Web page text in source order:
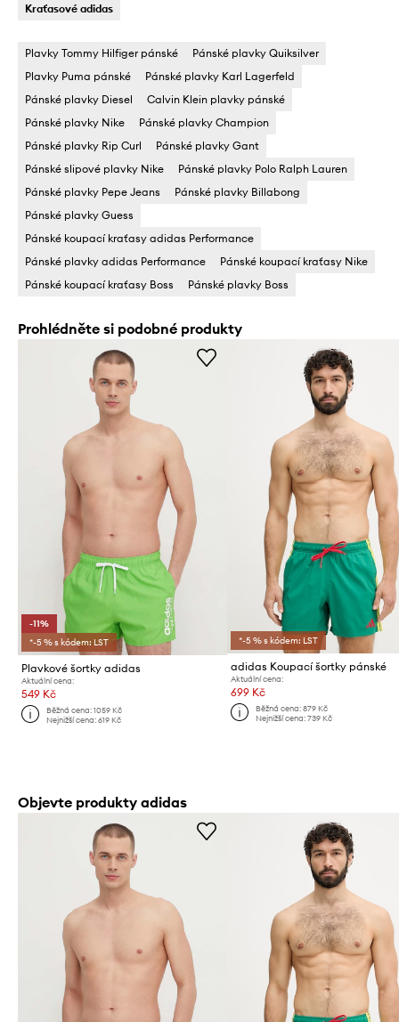
Kraťasové adidas
Plavky Tommy Hilfiger pánské
Pánské plavky Quiksilver
Plavky Puma pánské
Pánské plavky Karl Lagerfeld
Pánské plavky Diesel
Calvin Klein plavky pánské
Pánské plavky Nike
Pánské plavky Champion
Pánské plavky Rip Curl
Pánské plavky Gant
Pánské slipové plavky Nike
Pánské plavky Polo Ralph Lauren
Pánské plavky Pepe Jeans
Pánské plavky Billabong
Pánské plavky Guess
Pánské koupací kraťasy adidas Performance
Pánské plavky adidas Performance
Pánské koupací kraťasy Nike
Pánské koupací kraťasy Boss
Pánské plavky Boss
Prohlédněte si podobné produkty
-11%
*-5 % s kódem: LST
Plavkové šortky adidas
Aktuální cena:
549 Kč
Běžná cena:1059 Kč
Nejnižší cena:619 Kč
*-5 % s kódem: LST
adidas Koupací šortky pánské
Aktuální cena:
699 Kč
Běžná cena: 879 Kč
Nejnižší cena: 739 Kč
Objevte produkty adidas